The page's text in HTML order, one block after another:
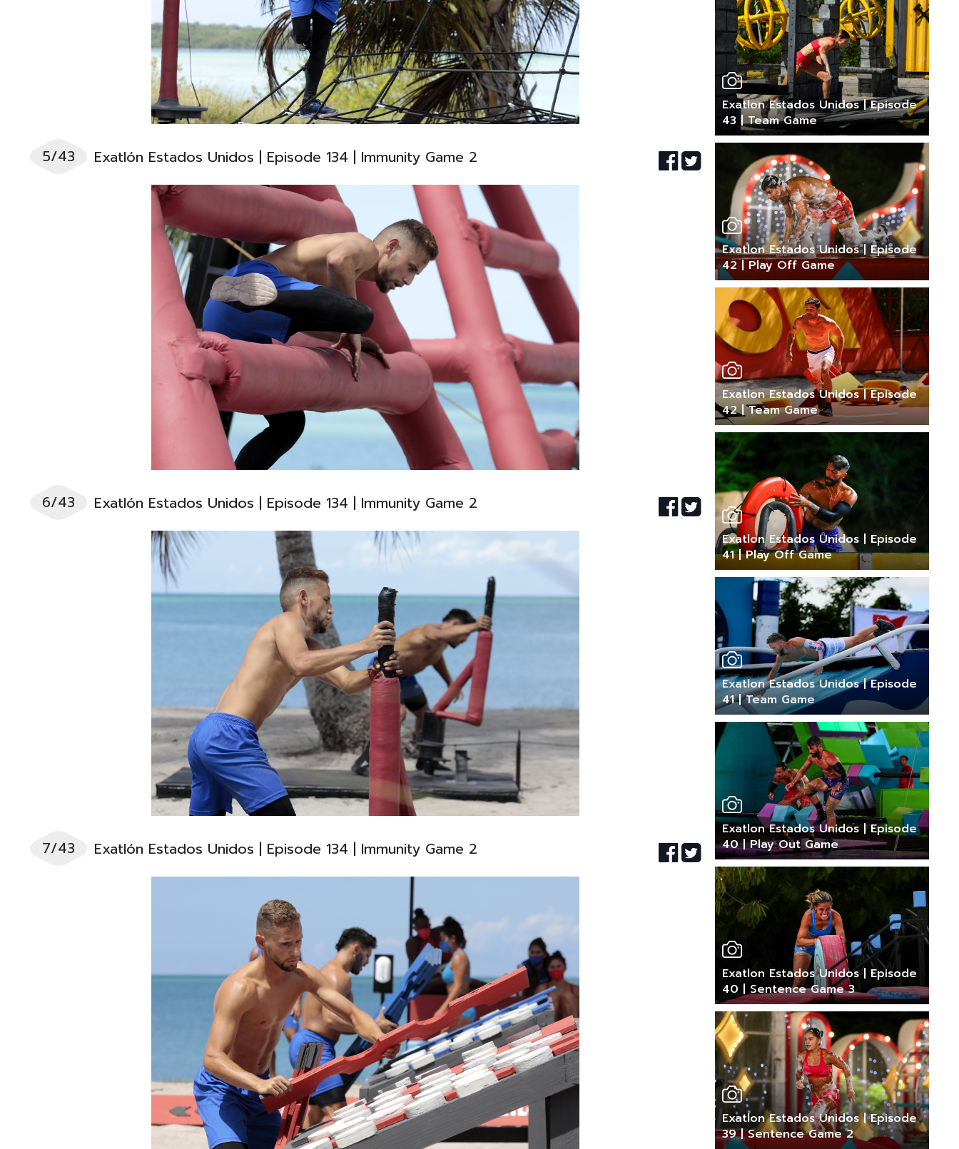
5/43 Exatlón Estados Unidos | Episode 134 | Immunity Game 2
6/43 Exatlón Estados Unidos | Episode 134 | Immunity Game 2
7/43 Exatlón Estados Unidos | Episode 134 | Immunity Game 2
Exatlon Estados Unidos | Episode
43 | Team Game
Exatlon Estados Unidos | Episode
42 | Play Off Game
Exatlon Estados Unidos | Episode
42 | Team Game
Exatlon Estados Unidos | Episode
41 | Play Off Game
Exatlon Estados Unidos | Episode
41 | Team Game
Exatlon Estados Unidos | Episode
40 | Play Out Game
Exatlon Estados Unidos | Episode
40 | Sentence Game 3
Exatlon Estados Unidos | Episode
39 | Sentence Game 2